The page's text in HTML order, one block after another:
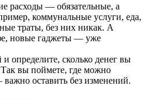
расходы — обязательные, а
коммунальные услуги, еда,
траты, без них никак. А
новые гаджеты — уже
определите, сколько денег вы
вы поймете, где можно
оставить без изменений.